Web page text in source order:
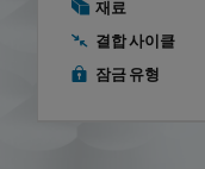
재료
결합 사이클
잠금 유형